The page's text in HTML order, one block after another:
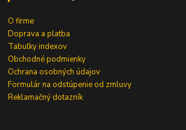
O firme
Doprava a platba
Tabuľky indexov
Obchodné podmienky
Ochrana osobných údajov
Formulár na odstúpenie od zmluvy
Reklamačný dotazník